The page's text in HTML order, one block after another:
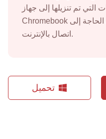
التي تم تنزيلها إلى جهاز
Chromebook الخاص بك لمشاهدتها دون الحاجة إلى
اتصال بالإنترنت.
تحميل